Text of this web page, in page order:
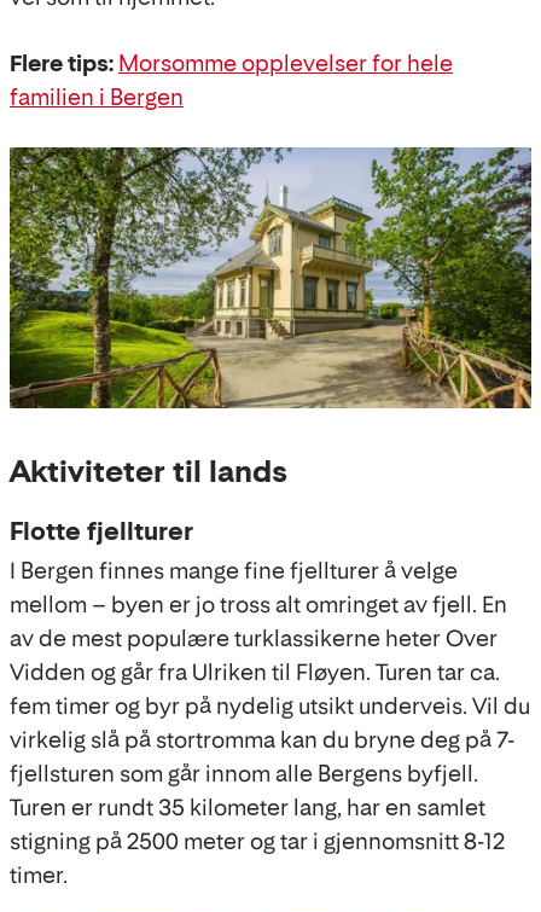
Flere tips: Morsomme opplevelser for hele
familien i Bergen
Aktiviteter til lands
Flotte fjellturer
I Bergen finnes mange fine fjellturer å velge
mellom – byen er jo tross alt omringet av fjell. En
av de mest populære turklassikerne heter Over
Vidden og går fra Ulriken til Fløyen. Turen tar ca.
fem timer og byr på nydelig utsikt underveis. Vil du
virkelig slå på stortromma kan du bryne deg på 7-
fjellsturen som går innom alle Bergens byfjell.
Turen er rundt 35 kilometer lang, har en samlet
stigning på 2500 meter og tar i gjennomsnitt 8-12
timer.